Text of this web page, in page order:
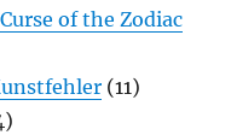
of the Zodiac
(11)